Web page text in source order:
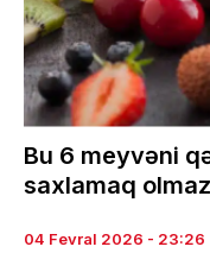
Bu 6 meyvəni
saxlamaq olmaz
04 Fevral 2026 - 23:26